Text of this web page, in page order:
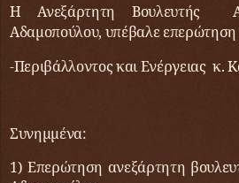
Η Ανεξάρτητη Βουλευτής
Αδαμοπούλου, υπέβαλε
-Περιβάλλοντος και Ενέργειας κ.
Συνημμένα:
1) Επερώτηση ανεξάρτητη